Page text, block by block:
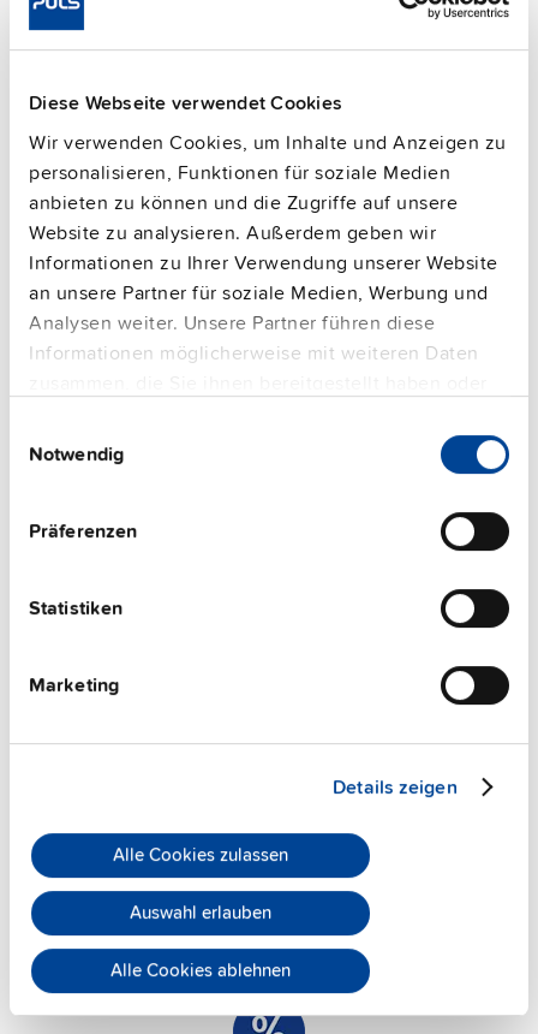
Diese Webseite verwendet Cookies
Wir verwenden Cookies, um Inhalte und Anzeigen zu
personalisieren, Funktionen für soziale Medien
anbieten zu können und die Zugriffe auf unsere
Website zu analysieren. Außerdem geben wir
Informationen zu Ihrer Verwendung unserer Website
an unsere Partner für soziale Medien, Werbung und
Analysen weiter. Unsere Partner führen diese
Informationen möglicherweise mit weiteren Daten
gesammelt haben.
Notwendig
Präferenzen
Statistiken
Marketing
Details zeigen
Alle Cookies zulassen
Auswahl erlauben
Alle Cookies ablehnen
you agree to the external service's privacy policy.
PULS Services
Lieferzuverlässigkeit bei PULS, fallen bei der
Persönliche Beratung
PULS bietet persönliche Unterstützung bei der
Auswahl der geeigneten Stromversorgung. Unsere
Teams stehen jederzeit eine
Beratung
Verfügung.